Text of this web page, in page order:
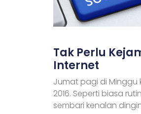
Tak Perlu
Internet
Jumat pagi di Minggu
2016. Seperti biasa
sembari kenalan